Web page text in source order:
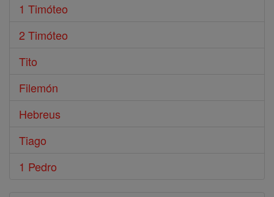
1 Timóteo
2 Timóteo
Tito
Filemón
Hebreus
Tiago
1 Pedro